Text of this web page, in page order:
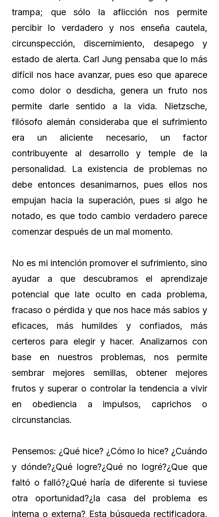
trampa; que sólo la aflicción nos permite
percibir lo verdadero y nos enseña cautela,
circunspección, discernimiento, desapego y
estado de alerta. Carl Jung pensaba que lo más
difícil nos hace avanzar, pues eso que aparece
como dolor o desdicha, genera un fruto nos
permite darle sentido a la vida. Nietzsche,
filósofo alemán consideraba que el sufrimiento
era un aliciente necesario, un factor
contribuyente al desarrollo y temple de la
personalidad. La existencia de problemas no
debe entonces desanimarnos, pues ellos nos
empujan hacia la superación, pues si algo he
notado, es que todo cambio verdadero parece
comenzar después de un mal momento.
No es mi intención promover el sufrimiento, sino
ayudar a que descubramos el aprendizaje
potencial que late oculto en cada problema,
fracaso o pérdida y que nos hace más sabios y
eficaces, más humildes y confiados, más
certeros para elegir y hacer. Analizarnos con
base en nuestros problemas, nos permite
sembrar mejores semillas, obtener mejores
frutos y superar o controlar la tendencia a vivir
en obediencia a impulsos, caprichos o
circunstancias.
Pensemos: ¿Qué hice? ¿Cómo lo hice? ¿Cuándo
y dónde?¿Qué logre?¿Qué no logré?¿Que que
faltó o falló?¿Qué haría de diferente si tuviese
otra oportunidad?¿la casa del problema es
interna o externa? Esta búsqueda rectificadora,